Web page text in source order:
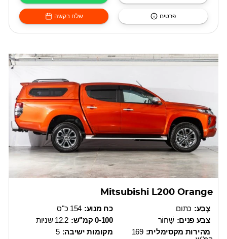
שלח בקשה פרטים
Mitsubishi L200 Orange
כח מנוע: 154 כ"ס
0-100 קמ"ש:
12.2 שניות
מקומות ישיבה: 5
צֶבַע: כתום
צבע פנים: שָׁחוֹר
מהירות מקסימלית: 169